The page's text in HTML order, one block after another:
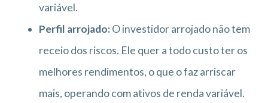
variável.
Perfil arrojado:O investidor arrojado não tem
receio dos riscos. Ele quer a todo custo ter os
melhores rendimentos, o que o faz arriscar
mais, operando com ativos de renda variável.